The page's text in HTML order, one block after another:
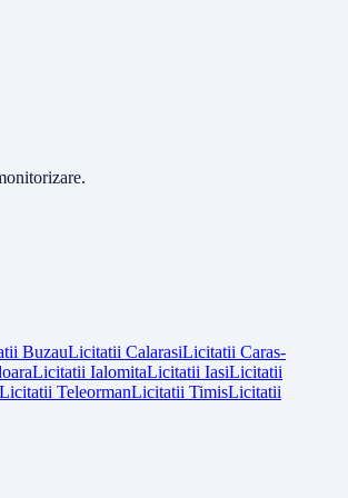
BuzauLicitatii CalarasiLicitatii Caras-
Licitatii IalomitaLicitatii IasiLicitatii
Licitatii TeleormanLicitatii TimisLicitatii